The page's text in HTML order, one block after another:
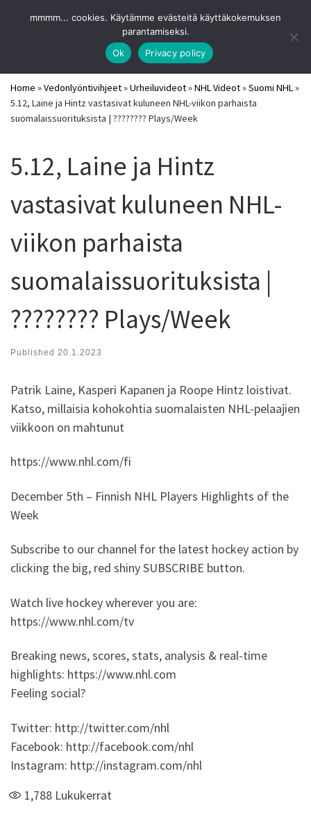
Skip to content
URHEILUVIIHDE
Parhaat pitkävetovihjeet ja vedonlyöntisivut 2026
Search
Home »Vedonlyöntivihjeet»Urheiluvideot»NHL Videot»Suomi NHL»
5.12, Laine ja Hintz vastasivat kuluneen NHL-viikon parhaista
suomalaissuorituksista | ???????? Plays/Week
5.12, Laine ja Hintz
vastasivat kuluneen NHL-
viikon parhaista
suomalaissuorituksista |
???????? Plays/Week
Published 20.1.2023
Patrik Laine, Kasperi Kapanen ja Roope Hintz loistivat.
Katso, millaisia kohokohtia suomalaisten NHL-pelaajien
viikkoon on mahtunut
https://www.nhl.com/fi
December 5th – Finnish NHL Players Highlights of the
Week
Subscribe to our channel for the latest hockey action by
clicking the big, red shiny SUBSCRIBE button.
Watch live hockey wherever you are:
https://www.nhl.com/tv
Breaking news, scores, stats, analysis & real-time
highlights: https://www.nhl.com
Feeling social?
Twitter: http://twitter.com/nhl
Facebook: http://facebook.com/nhl
Instagram: http://instagram.com/nhl
1,788 Lukukerrat
mmmm... cookies. Käytämme evästeitä käyttäkokemuksen
parantamiseksi.
Ok
Privacy policy